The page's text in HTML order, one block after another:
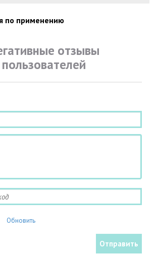
по применению
отзывы
пользователей
Обновить